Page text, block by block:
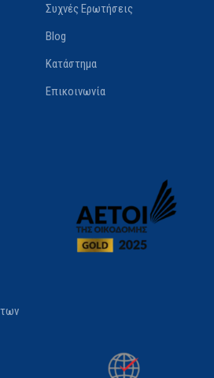
Συχνές Ερωτήσεις
Blog
Κατάστημα
Επικοινωνία